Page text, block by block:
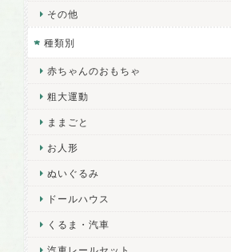
その他
種類別
赤ちゃんのおもちゃ
粗大運動
ままごと
お人形
ぬいぐるみ
ドールハウス
くるま・汽車